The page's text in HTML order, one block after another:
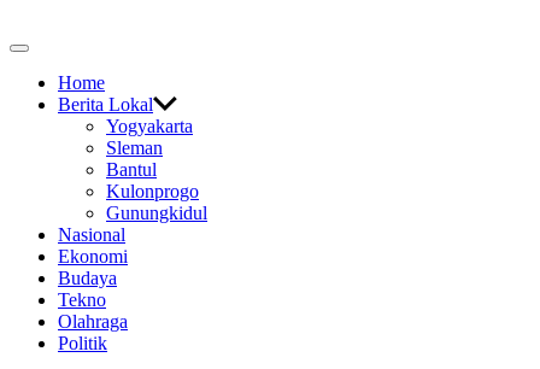
to
Off
CanvasHome
Berita Lokal
Yogyakarta
Sleman
Bantul
Kulonprogo
Gunungkidul
Nasional
Ekonomi
Budaya
Tekno
Olahraga
Politik